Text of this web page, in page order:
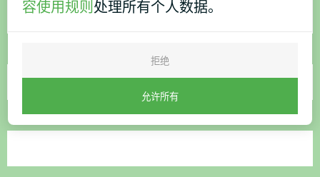
电子邮件
容使用规则处理所有个人数据。
拒绝
允许所有